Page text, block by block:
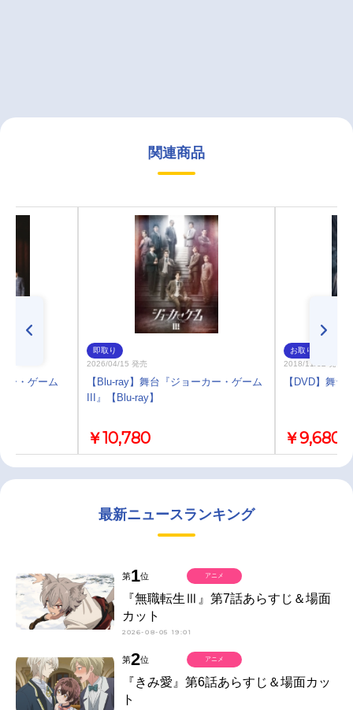
関連商品
ー・ゲーム
即取り
2026/04/15 発売
【Blu-ray】舞台『ジョーカー・ゲーム
III』【Blu-ray】
￥10,780
お取り寄せ
2018/11/02 発売
【DVD】舞
￥9,680
最新ニュースランキング
第1位
『無職転生Ⅲ』第7話あらすじ＆場面
カット
2026-08-05 19:01
アニメ
第2位
『きみ愛』第6話あらすじ＆場面カッ
ト
アニメ